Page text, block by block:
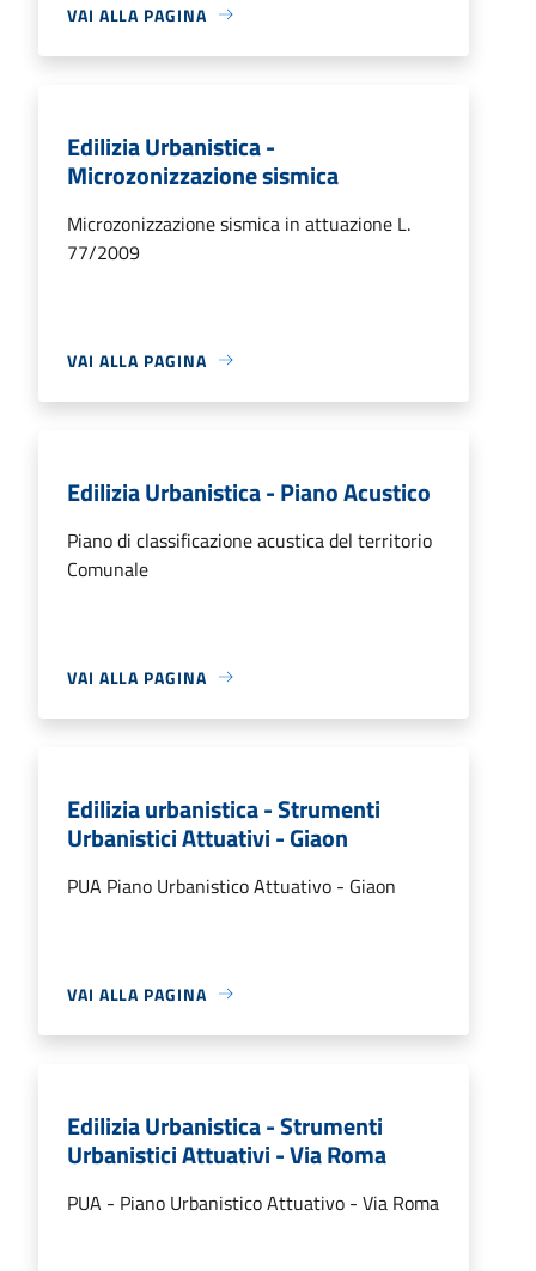
VAI ALLA PAGINA
Edilizia Urbanistica -
Microzonizzazione sismica
Microzonizzazione sismica in attuazione L.
77/2009
VAI ALLA PAGINA
Edilizia Urbanistica - Piano Acustico
Piano di classificazione acustica del territorio
Comunale
VAI ALLA PAGINA
Edilizia urbanistica - Strumenti
Urbanistici Attuativi - Giaon
PUA Piano Urbanistico Attuativo - Giaon
VAI ALLA PAGINA
Edilizia Urbanistica - Strumenti
Urbanistici Attuativi - Via Roma
PUA - Piano Urbanistico Attuativo - Via Roma